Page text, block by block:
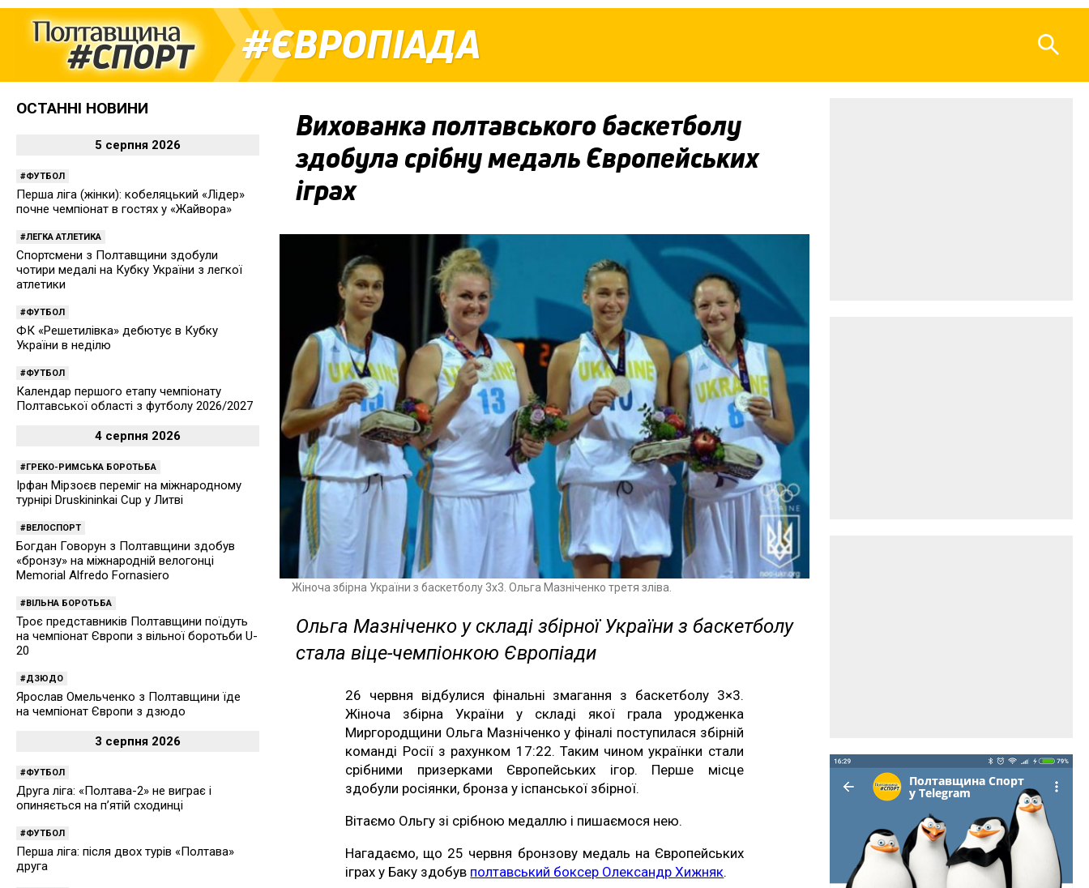
ЄВРОПІАДА
Вихованка полтавського баскетболу
здобула срібну медаль Європейських
іграх
Жіноча збірна України з баскетболу 3х3. Ольга Мазніченко третя зліва.
Ольга Мазніченко у складі збірної України з баскетболу
стала віце-чемпіонкою Європіади
26 червня відбулися фінальні змагання з баскетболу 3×3.
Жіноча збірна України у складі якої грала уродженка
Миргородщини Ольга Мазніченко у фіналі поступилася збірній
команді Росії з рахунком 17:22. Таким чином українки стали
срібними призерками Європейських ігор. Перше місце
здобули росіянки, бронза у іспанської збірної.
Вітаємо Ольгу зі срібною медаллю і пишаємося нею.
Нагадаємо, що 25 червня бронзову медаль на Європейських
іграх у Баку здобув полтавський боксер Олександр Хижняк.
ОСТАННІ НОВИНИ
5 серпня 2026
ФУТБОЛ
Перша ліга (жінки): кобеляцький «Лідер»
почне чемпіонат в гостях у «Жайвора»
ЛЕГКА АТЛЕТИКА
Спортсмени з Полтавщини здобули
чотири медалі на Кубку України з легкої
атлетики
ФУТБОЛ
ФК «Решетилівка» дебютує в Кубку
України в неділю
ФУТБОЛ
Календар першого етапу чемпіонату
Полтавської області з футболу 2026/2027
4 серпня 2026
ГРЕКО-РИМСЬКА БОРОТЬБА
Ірфан Мірзоєв переміг на міжнародному
турнірі Druskininkai Cup у Литві
ВЕЛОСПОРТ
Богдан Говорун з Полтавщини здобув
«бронзу» на міжнародній велогонці
Memorial Alfredo Fornasiero
ВІЛЬНА БОРОТЬБА
Троє представників Полтавщини поїдуть
на чемпіонат Європи з вільної боротьби U-
20
ДЗЮДО
Ярослав Омельченко з Полтавщини їде
на чемпіонат Європи з дзюдо
3 серпня 2026
ФУТБОЛ
Друга ліга: «Полтава-2» не виграє і
опиняється на п’ятій сходинці
ФУТБОЛ
Перша ліга: після двох турів «Полтава»
друга